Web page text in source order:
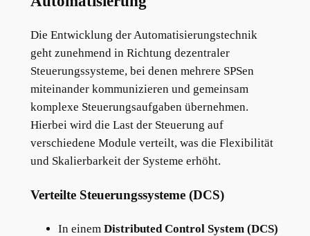
Die Entwicklung der Automatisierungstechnik
geht zunehmend in Richtung dezentraler
Steuerungssysteme, bei denen mehrere SPSen
miteinander kommunizieren und gemeinsam
komplexe Steuerungsaufgaben übernehmen.
Hierbei wird die Last der Steuerung auf
verschiedene Module verteilt, was die Flexibilität
und Skalierbarkeit der Systeme erhöht.
Verteilte Steuerungssysteme (DCS)
In einem Distributed Control System (DCS)